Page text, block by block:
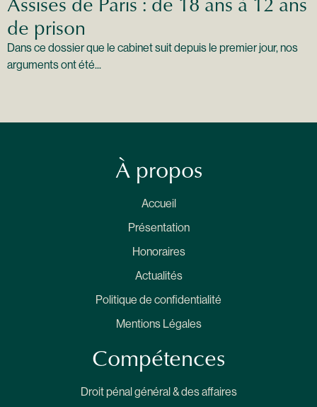
de prison
Dans ce dossier que le cabinet suit depuis le premier jour, nos
arguments ont été...
À propos
Accueil
Présentation
Honoraires
Actualités
Politique de confidentialité
Mentions Légales
Compétences
Droit pénal général & des affaires